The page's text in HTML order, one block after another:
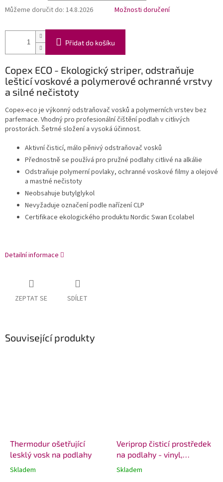
Můžeme doručit do: 14.8.2026 Možnosti doručení
Přidat do košíku
Copex ECO - Ekologický striper, odstraňuje
lešticí voskové a polymerové ochranné vrstvy
a silné nečistoty
Copex-eco je výkonný odstraňovač vosků a polymerních vrstev bez
parfemace. Vhodný pro profesionální čištění podlah v citlivých
prostorách. Šetrné složení a vysoká účinnost.
Aktivní čisticí, málo pěnivý odstraňovač vosků
Přednostně se používá pro pružné podlahy citlivé na alkálie
Odstraňuje polymerní povlaky, ochranné voskové filmy a olejové
a mastné nečistoty
Neobsahuje butylglykol
Nevyžaduje označení podle nařízení CLP
Certifikace ekologického produktu Nordic Swan Ecolabel
Detailní informace
ZEPTAT SE SDÍLET
Související produkty
Thermodur ošetřující
lesklý vosk na podlahy
Průměrné
Skladem
Veriprop čisticí prostředek
na podlahy - vinyl,
linoleum, PVC
Průměrné
Skladem